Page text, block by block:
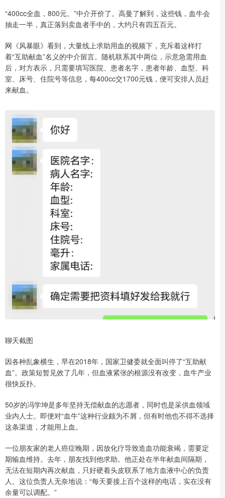
“400cc全血，800元。”中介开价了。高曼了解到，这些钱，血牛会
抽走一半，真正落到卖血者手中的，大约只有四五百元。
网《风暴眼》看到，大量线上求助用血的视频下，充斥着这样打
着“互助献血”名义的中介留言。随机联系其中两位，示意急需用血
后，对方表示，只需要填写医院、患者名字，患者年龄、血型、科
室、床号、住院号等信息，每400cc交1700元钱，便可安排人员赶
来献血。
聊天截图
因各种乱象横生，早在2018年，国家卫健委就全面叫停了“互助献
血”。政策短暂见效了几年，但血液紧张的根源没有改变，血牛产业
很快反扑。
50岁的冯学坤是多年坚持无偿献血的志愿者，同时也是采供血领域
业内人士。即便对“血牛”这种行业颇为不屑，但有时他也不得不选择
这条渠道，才能用上血。
一位朋友家的老人癌症晚期，因放化疗导致造血功能衰竭，需要定
期输血维持。去年，朋友找到他求助。他正处在半年献血间隔期，
无法在短期内再次献血，只好硬着头皮联系了地方血液中心的负责
人。这位负责人无奈地说：“每天要接上百个这样的电话，实在没有
余量可以调配。”